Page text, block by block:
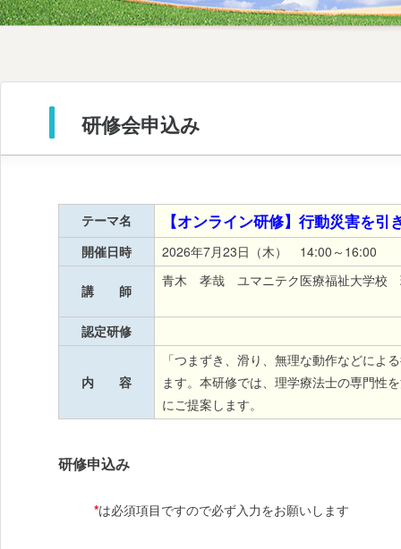
研修会申込み
テーマ名 【オンライン研修】行動災害を
開催日時 2026年7月23日（木） 14:00～16:00
講 師
青木 孝哉 ユマニテク医療福祉大学校
認定研修
内 容
「つまずき、滑り、無理な動作などによ
ます。本研修では、理学療法士の専門性
にご提案します。
研修申込み
*は必須項目ですので必ず入力をお願いします